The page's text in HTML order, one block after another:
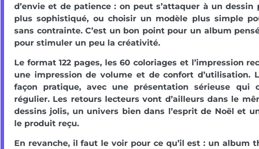
d’envie et de patience : on peut s’attaquer à un
plus sophistiqué, ou choisir un modèle plus simple
sans contrainte. C’est un bon point pour un album
pour stimuler un peu la créativité.
Le format 122 pages, les 60 coloriages et l’impression
une impression de volume et de confort d’utilisation.
façon pratique, avec une présentation sérieuse qui
régulier. Les retours lecteurs vont d’ailleurs dans le
dessins jolis, un univers bien dans l’esprit de Noël et
le produit reçu.
En revanche, il faut le voir pour ce qu’il est : un album